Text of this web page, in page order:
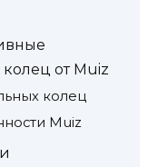
от Muiz
колец
Muiz